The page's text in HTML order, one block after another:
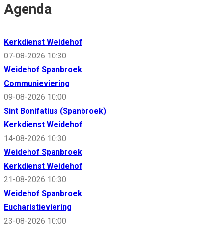
Agenda
Kerkdienst Weidehof
07-08-2026 10:30
Weidehof Spanbroek
Communieviering
09-08-2026 10:00
Sint Bonifatius (Spanbroek)
Kerkdienst Weidehof
14-08-2026 10:30
Weidehof Spanbroek
Kerkdienst Weidehof
21-08-2026 10:30
Weidehof Spanbroek
Eucharistieviering
23-08-2026 10:00